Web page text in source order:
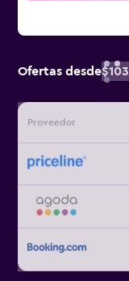
Ofertas desde$103
Proveedor